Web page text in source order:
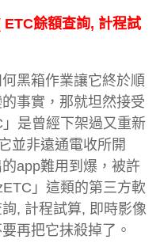
餘額查詢, 計程試
黑箱作業讓它終於順
事實，那就坦然接受
是曾經下架過又重新
並非遠通電收所開
app難用到爆，被許
」這類的第三方軟
, 計程試算, 即時影像
再把它抹殺掉了。